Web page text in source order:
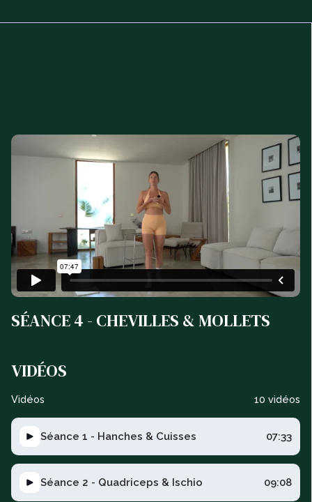
SÉANCE 4 - CHEVILLES & MOLLETS
VIDÉOS
Vidéos 10 vidéos
Séance 1 - Hanches & Cuisses 07:33
Séance 2 - Quadriceps & Ischio 09:08